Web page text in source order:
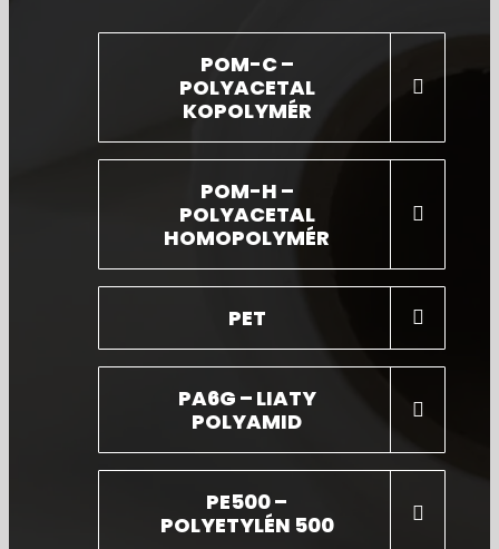
POM-C –
POLYACETAL
KOPOLYMÉR
POM-H –
POLYACETAL
HOMOPOLYMÉR
PET
PA6G – LIATY
POLYAMID
PE500 –
POLYETYLÉN 500